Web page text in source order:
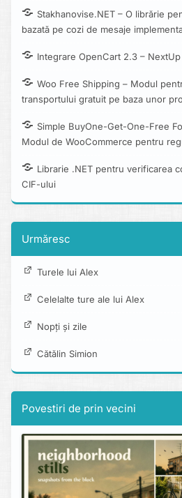
Stakhanovise.NET – O librărie
bazată pe cozi de mesaje
Integrare OpenCart 2.3 – NextUp
Woo Free Shipping – Modul
transportului gratuit pe baza unor
Simple BuyOne-Get-One-Free
Modul de WooCommerce pentru
Librarie .NET pentru verificarea
CIF-ului
Urmăresc
Turele lui Alex
Celelalte ture ale lui Alex
Nopți și zile
Cătălin Simion
Povestiri de prin vecini